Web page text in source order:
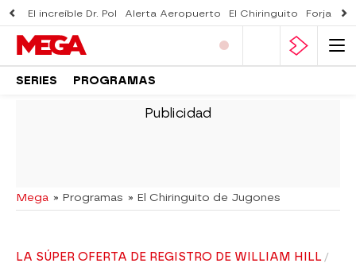
El increíble Dr. Pol Alerta Aeropuerto El Chiringuito Forjado
SERIES PROGRAMAS
Mega » Programas » El Chiringuito de Jugones
LA SÚPER OFERTA DE REGISTRO DE WILLIAM HILL